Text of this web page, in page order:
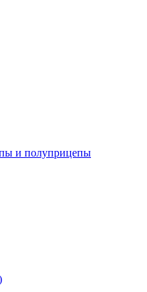
и полуприцепы